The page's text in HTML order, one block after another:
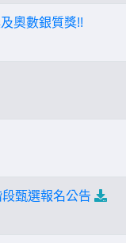
奧數銀質獎!!
甄選報名公告